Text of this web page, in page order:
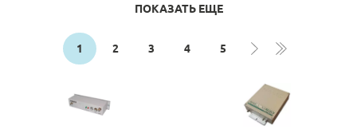
ПОКАЗАТЬ ЕЩЕ
1 2 3 4 5